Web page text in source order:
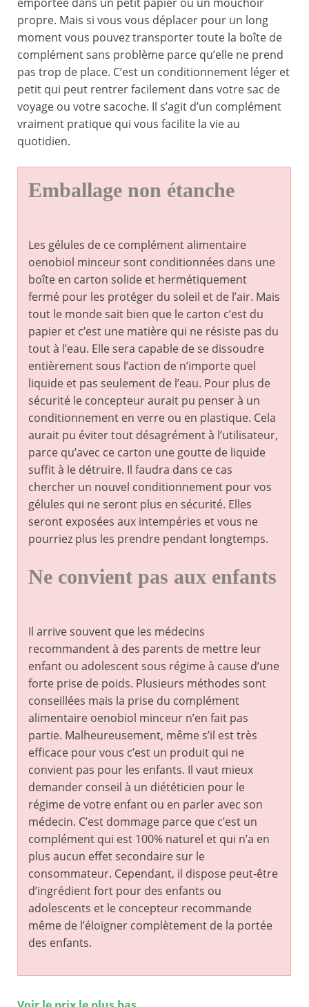
propre. Mais si vous vous déplacer pour un long
moment vous pouvez transporter toute la boîte de
complément sans problème parce qu’elle ne prend
pas trop de place. C’est un conditionnement léger et
petit qui peut rentrer facilement dans votre sac de
voyage ou votre sacoche. Il s’agit d’un complément
vraiment pratique qui vous facilite la vie au
quotidien.
Emballage non étanche
Les gélules de ce complément alimentaire
oenobiol minceur sont conditionnées dans une
boîte en carton solide et hermétiquement
fermé pour les protéger du soleil et de l’air. Mais
tout le monde sait bien que le carton c’est du
papier et c’est une matière qui ne résiste pas du
tout à l’eau. Elle sera capable de se dissoudre
entièrement sous l’action de n’importe quel
liquide et pas seulement de l’eau. Pour plus de
sécurité le concepteur aurait pu penser à un
conditionnement en verre ou en plastique. Cela
aurait pu éviter tout désagrément à l’utilisateur,
parce qu’avec ce carton une goutte de liquide
suffit à le détruire. Il faudra dans ce cas
chercher un nouvel conditionnement pour vos
gélules qui ne seront plus en sécurité. Elles
seront exposées aux intempéries et vous ne
pourriez plus les prendre pendant longtemps.
Ne convient pas aux enfants
Il arrive souvent que les médecins
recommandent à des parents de mettre leur
enfant ou adolescent sous régime à cause d’une
forte prise de poids. Plusieurs méthodes sont
conseillées mais la prise du complément
alimentaire oenobiol minceur n’en fait pas
partie. Malheureusement, même s’il est très
efficace pour vous c’est un produit qui ne
convient pas pour les enfants. Il vaut mieux
demander conseil à un diététicien pour le
régime de votre enfant ou en parler avec son
médecin. C’est dommage parce que c’est un
complément qui est 100% naturel et qui n’a en
plus aucun effet secondaire sur le
consommateur. Cependant, il dispose peut-être
d’ingrédient fort pour des enfants ou
adolescents et le concepteur recommande
même de l’éloigner complètement de la portée
des enfants.